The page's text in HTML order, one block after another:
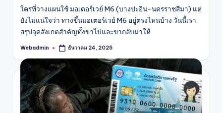
ใครที่วางแผนใช้ มอเตอร์เวย์ M6 (บางปะอิน-นครราชสีมา) แต่
ยังไม่แน่ใจว่า ทางขึ้นมอเตอร์เวย์ M6 อยู่ตรงไหนบ้าง วันนี้เรา
สรุปจุดสังเกตสำคัญทั้งขาไปและขากลับมาให้
Posted
Webadmin ธันวาคม 24, 2025